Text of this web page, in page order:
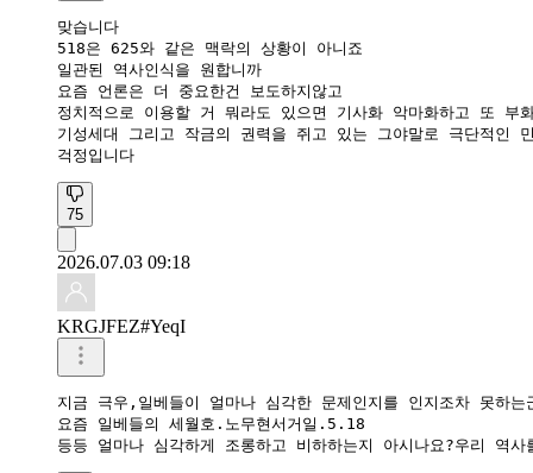
맞습니다
518은 625와 같은 맥락의 상황이 아니죠
일관된 역사인식을 원합니까
요즘 언론은 더 중요한건 보도하지않고
정치적으로 이용할 거 뭐라도 있으면 기사화 악마화하고 또 부
기성세대 그리고 작금의 권력을 쥐고 있는 그야말로 극단적인
걱정입니다
75
2026.07.03 09:18
KRGJFEZ#YeqI
지금 극우,일베들이 얼마나 심각한 문제인지를 인지조차 못하는
요즘 일베들의 세월호.노무현서거일.5.18
등등 얼마나 심각하게 조롱하고 비하하는지 아시나요?우리 역